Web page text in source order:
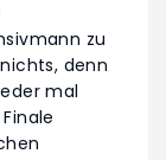
zu
denn
mal